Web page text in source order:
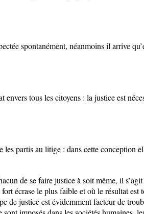
spontanément, néanmoins il arrive
envers tous les citoyens : la justice est
partis au litige : dans cette conception
de se faire justice à soit même, il
écrase le plus faible et où le résultat est
de justice est évidemment facteur de